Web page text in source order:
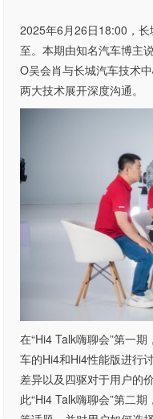
2025年6月26日18:00，长
至。本期由知名汽车博主
O吴会肖与长城汽车技术
两大技术展开深度沟通。
在“Hi4 Talk嗨聊会”第一
车的Hi4和Hi4性能版进行
差异以及四驱对于用户的
此“Hi4 Talk嗨聊会”第二